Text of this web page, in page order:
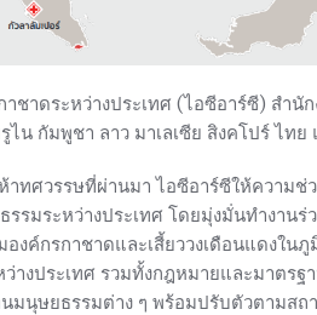
ชาดระหว่างประเทศ (ไอซีอาร์ซี) สำ
ไน กัมพูชา ลาว มาเลเซีย สิงคโปร์ ไทย
าทศวรรษที่ผ่านมา ไอซีอาร์ซีให้ความ
รมระหว่างประเทศ โดยมุ่งมั่นทำงาน
งค์กรกาชาดและเสี้ยววงเดือนแดงใน
างประเทศ รวมทั้งกฎหมายและมาตร
มนุษยธรรมต่าง ๆ พร้อมปรับตัวตามสถ